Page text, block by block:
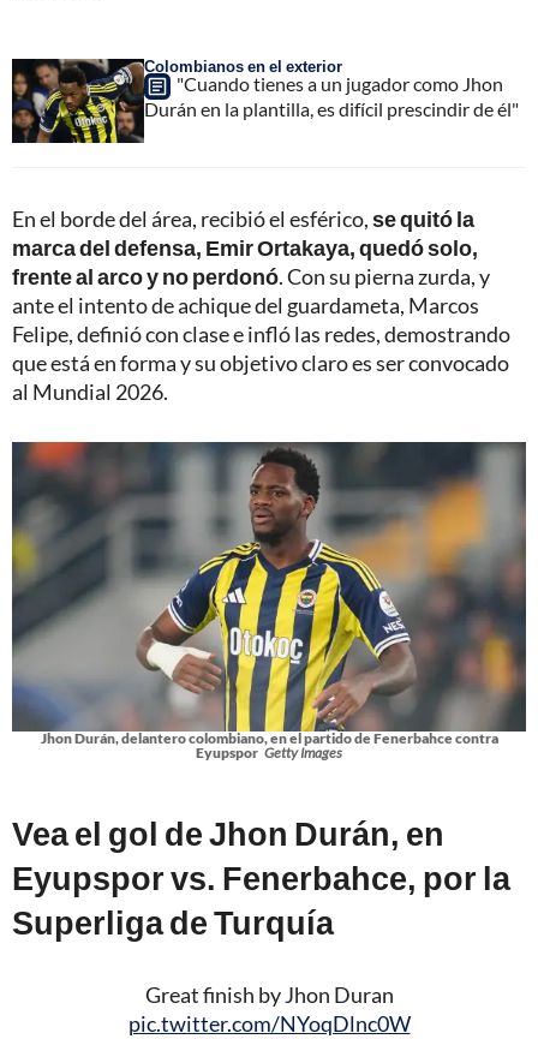
Colombianos en el exterior
"Cuando tienes a un jugador como Jhon
Durán en la plantilla, es difícil prescindir de él"
En el borde del área, recibió el esférico,se quitó la
marca del defensa, Emir Ortakaya, quedó solo,
frente al arco y no perdonó. Con su pierna zurda, y
ante el intento de achique del guardameta, Marcos
Felipe, definió con clase e infló las redes, demostrando
que está en forma y su objetivo claro es ser convocado
al Mundial 2026.
Jhon Durán, delantero colombiano, en el partido de Fenerbahce contra
Eyupspor Getty Images
Vea el gol de Jhon Durán, en
Eyupspor vs. Fenerbahce, por la
Superliga de Turquía
Great finish by Jhon Duran
pic.twitter.com/NYoqDlnc0W